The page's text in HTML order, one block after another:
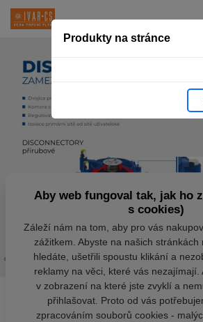
Produkty na stránce
Aby web fungoval tak, jak ho
s cookies)
Záleží nám na tom, aby pro vás
zážitkem. Abyste na našich stránkách
hledáte, ušetřili spoustu klikání a
reklamy na věci, které vás nezajímají.
v zobrazení na které jste zvyklí a
přihlašovat. Proto od vás
zpracováním souborů cookies -